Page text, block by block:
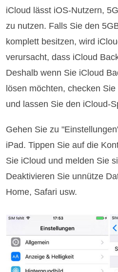
iCloud lässt iOS-Nutzern,
zu nutzen. Falls Sie den
komplett besitzen, wird
verursacht, dass iCloud
Deshalb wenn Sie iCloud
lösen möchten, checken
und lassen Sie den iCloud-
Gehen Sie zu
iPad. Tippen Sie auf die
Sie iCloud und melden Sie
Deaktivieren Sie unnütze
Home, Safari usw.